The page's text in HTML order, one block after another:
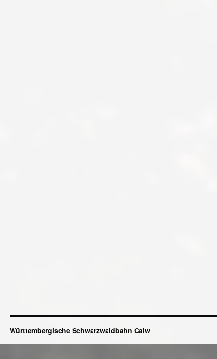
Württembergische Schwarzwaldbahn Calw